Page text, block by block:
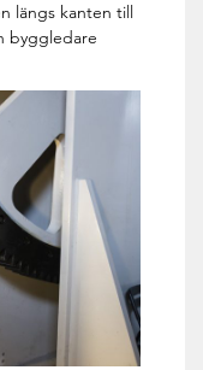
längs kanten till
byggledare